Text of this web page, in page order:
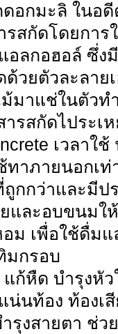
อกมะลิ ในอดี
รสกัดโดยกา
อลกอฮอล์ ซึ่ง
วยตัวละลาย
มาแช่ในตัวท
รสกัดไประเ
เวลาใ
ทาภายนอกเ
ถูกกว่าและมี
และอบขนมใ
ม เพื่อใช้ดื่ม
มกรอบ
ก้หืด บำรุงหัว
น่นท้อง ท้องเ
รุงสายตา ช่ว